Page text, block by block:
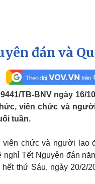
Thể thao
Bóng đá
Lịch thi đấu bóng đá
eSports
Văn hóa
đán và
TB-BNV ngày 16/
viên chức và
tuần.
viên chức và người lao
Tết Nguyên đán
thứ Sáu, ngày 20/2/